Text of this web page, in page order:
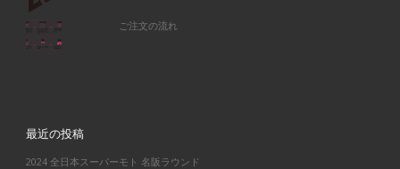
ご注文の流れ
最近の投稿
2024 全日本スーパーモト 名阪ラウンド